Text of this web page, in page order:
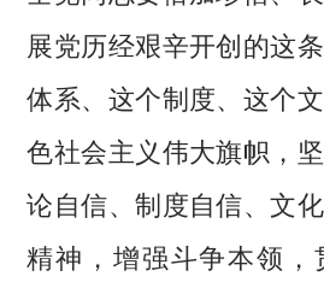
展党历经艰辛开创的这
体系、这个制度、这个
色社会主义伟大旗帜，
论自信、制度自信、文
精神，增强斗争本领，